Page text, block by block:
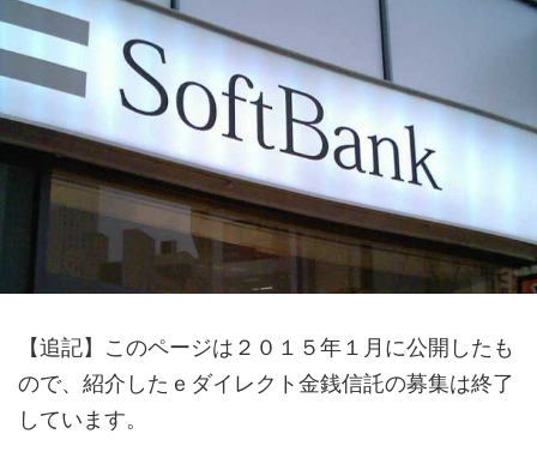
【追記】このページは２０１５年１月に公開したも
ので、紹介したｅダイレクト金銭信託の募集は終了
しています。